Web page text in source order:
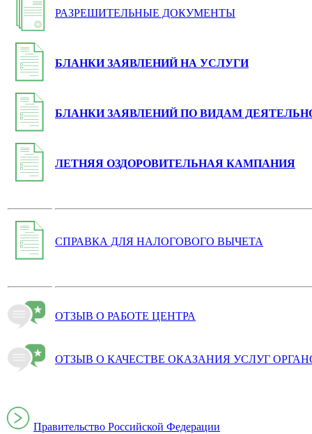
РАЗРЕШИТЕЛЬНЫЕ ДОКУМЕНТЫ
БЛАНКИ ЗАЯВЛЕНИЙ НА УСЛУГИ
БЛАНКИ ЗАЯВЛЕНИЙ ПО ВИДАМ
ЛЕТНЯЯ ОЗДОРОВИТЕЛЬНАЯ КАМПАНИЯ
СПРАВКА ДЛЯ НАЛОГОВОГО ВЫЧЕТА
ОТЗЫВ О РАБОТЕ ЦЕНТРА
ОТЗЫВ О КАЧЕСТВЕ ОКАЗАНИЯ УСЛУГ
Правительство Российской Федерации